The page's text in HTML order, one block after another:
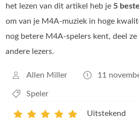
het lezen van dit artikel heb je 5
om van je M4A‑muziek in hoge
nog betere M4A‑spelers kent, deel
andere lezers.
Allen Miller 11
Speler
Uitstekend